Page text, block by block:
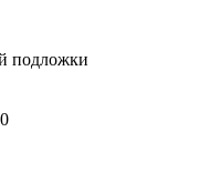
подложки